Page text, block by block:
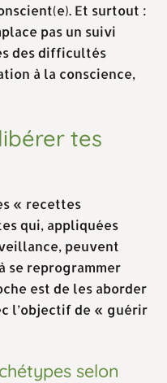
Et surtout :
pas un suivi
des difficultés
à la conscience,
tes
« recettes
qui, appliquées
peuvent
se reprogrammer
est de les aborder
l’objectif de « guérir
selon